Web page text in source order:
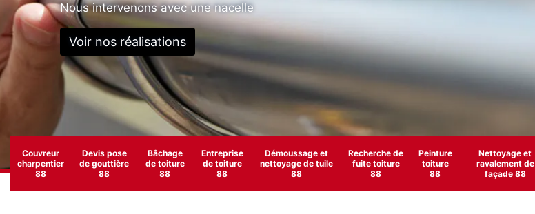
Nous intervenons avec une nacelle
Voir nos réalisations
Couvreur
charpentier
88
Devis pose
de gouttière
88
Bâchage
de toiture
88
Entreprise
de toiture
88
Démoussage et
nettoyage de tuile
88
Recherche de
fuite toiture
88
Peinture
toiture
88
Nettoyage et
ravalement de
façade 88